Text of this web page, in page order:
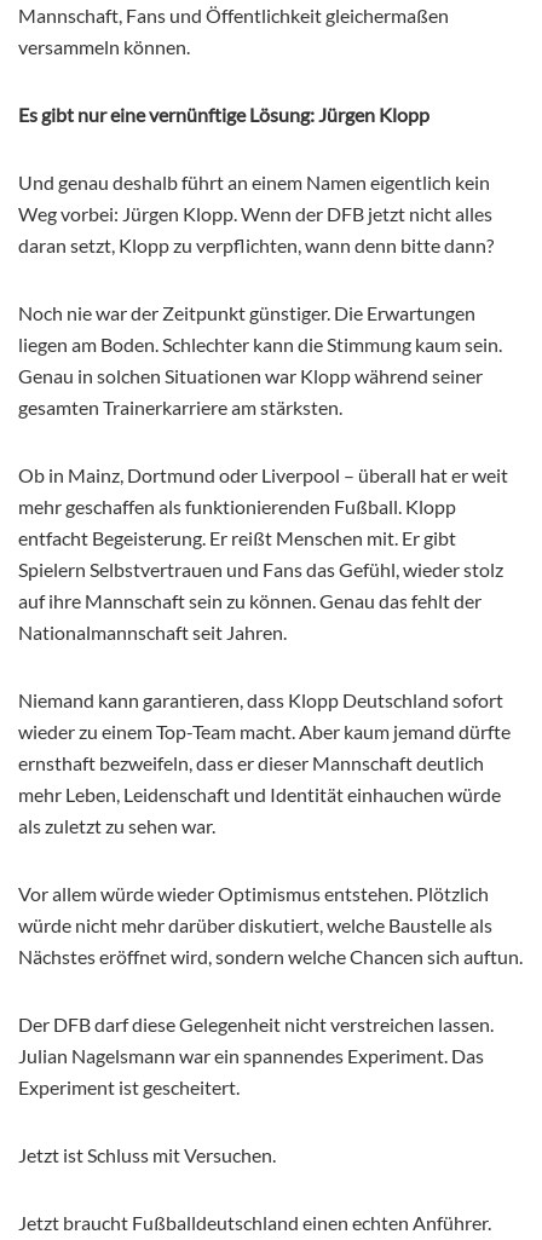
Mannschaft, Fans und Öffentlichkeit gleichermaßen
versammeln können.
Es gibt nur eine vernünftige Lösung: Jürgen Klopp
Und genau deshalb führt an einem Namen eigentlich kein
Weg vorbei: Jürgen Klopp. Wenn der DFB jetzt nicht alles
daran setzt, Klopp zu verpflichten, wann denn bitte dann?
Noch nie war der Zeitpunkt günstiger. Die Erwartungen
liegen am Boden. Schlechter kann die Stimmung kaum sein.
Genau in solchen Situationen war Klopp während seiner
gesamten Trainerkarriere am stärksten.
Ob in Mainz, Dortmund oder Liverpool – überall hat er weit
mehr geschaffen als funktionierenden Fußball. Klopp
entfacht Begeisterung. Er reißt Menschen mit. Er gibt
Spielern Selbstvertrauen und Fans das Gefühl, wieder stolz
auf ihre Mannschaft sein zu können. Genau das fehlt der
Nationalmannschaft seit Jahren.
Niemand kann garantieren, dass Klopp Deutschland sofort
wieder zu einem Top-Team macht. Aber kaum jemand dürfte
ernsthaft bezweifeln, dass er dieser Mannschaft deutlich
mehr Leben, Leidenschaft und Identität einhauchen würde
als zuletzt zu sehen war.
Vor allem würde wieder Optimismus entstehen. Plötzlich
würde nicht mehr darüber diskutiert, welche Baustelle als
Nächstes eröffnet wird, sondern welche Chancen sich auftun.
Der DFB darf diese Gelegenheit nicht verstreichen lassen.
Julian Nagelsmann war ein spannendes Experiment. Das
Experiment ist gescheitert.
Jetzt ist Schluss mit Versuchen.
Jetzt braucht Fußballdeutschland einen echten Anführer.